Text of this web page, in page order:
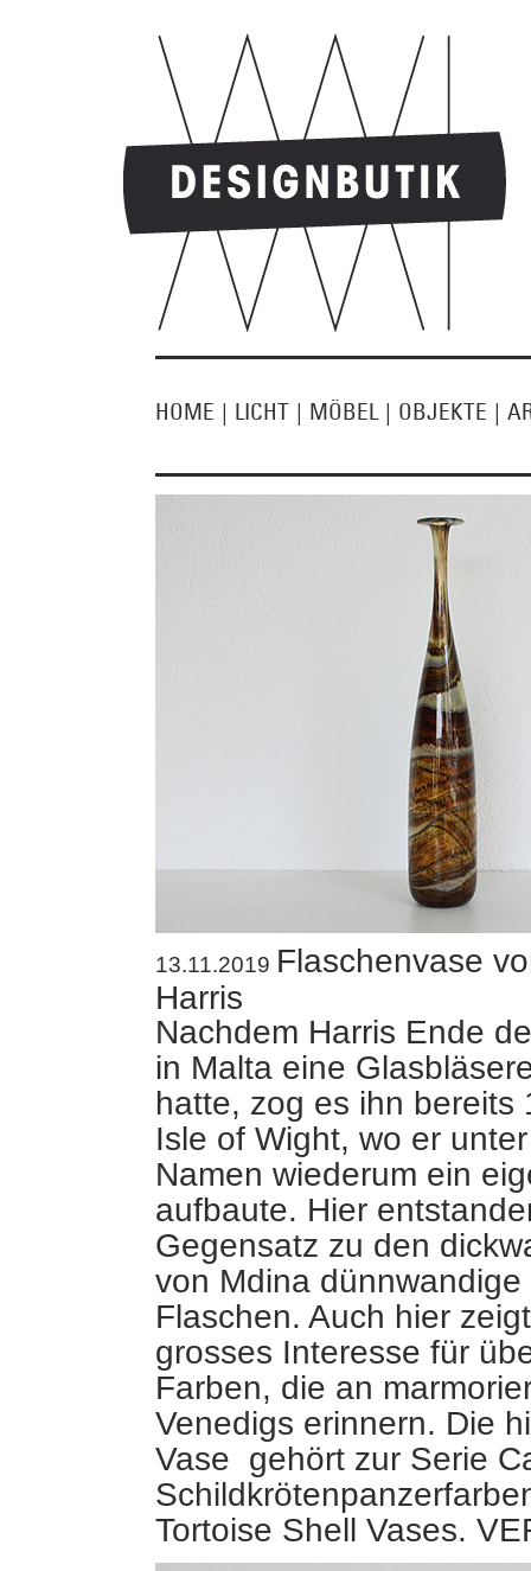
HOME | LICHT | MÖBEL | OBJEKTE |
13.11.2019 Flaschenvase
Harris
Nachdem Harris Ende
in Malta eine
hatte, zog es ihn bereits
Isle of Wight, wo er
Namen wiederum ein
aufbaute. Hier
Gegensatz zu den
von Mdina
Flaschen. Auch hier
grosses Interesse für
Farben, die an
Venedigs erinnern. Die
Vase gehört zur Serie
Tortoise Shell Vases.